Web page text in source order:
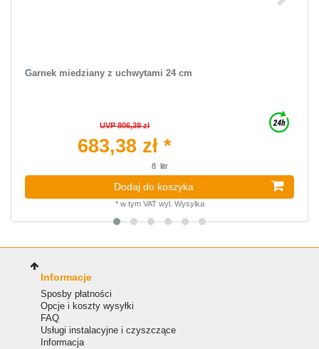
Garnek miedziany z uchwytami 24 cm
UVP 806,39 zł
683,38 zł *
8 litr
Dodaj do koszyka
* w tym VATwyl. Wysylka
Informacje
Sposby płatności
Opcje i koszty wysyłki
FAQ
Usługi instalacyjne i czyszczące
Informacja